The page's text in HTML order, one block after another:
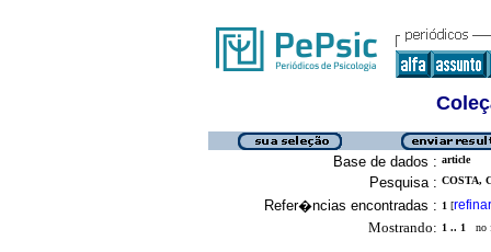
Base de dados : article
Pesquisa : COSTA,
Refer�ncias encontradas : 1 [refinar
Mostrando: 1 .. 1 no